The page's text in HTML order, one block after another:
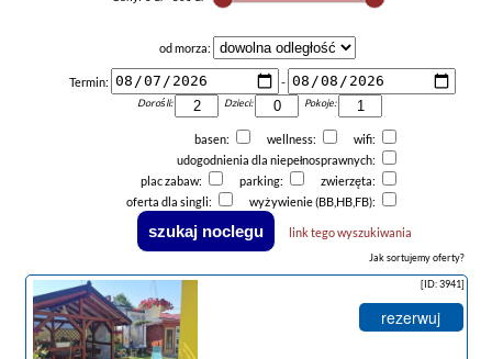
od morza:
Termin: -
Dorośli: Dzieci: Pokoje:
basen: wellness:
wifi:
udogodnienia dla niepełnosprawnych:
plac zabaw:
parking:
zwierzęta:
oferta dla singli:
wyżywienie (BB,HB,FB):
link tego wyszukiwania
Jak sortujemy oferty?
[ID: 3941]
rezerwuj